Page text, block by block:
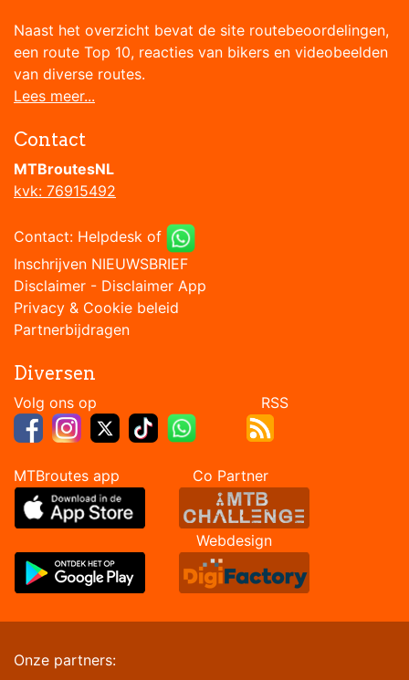
Naast het overzicht bevat de site routebeoordelingen,
een route Top 10, reacties van bikers en videobeelden
van diverse routes.
Lees meer...
Contact
MTBroutesNL
kvk: 76915492
Contact: Helpdesk of
Inschrijven NIEUWSBRIEF
Disclaimer - Disclaimer App
Privacy & Cookie beleid
Partnerbijdragen
Diversen
Volg ons op RSS
MTBroutes app Co Partner
Webdesign
Onze partners: